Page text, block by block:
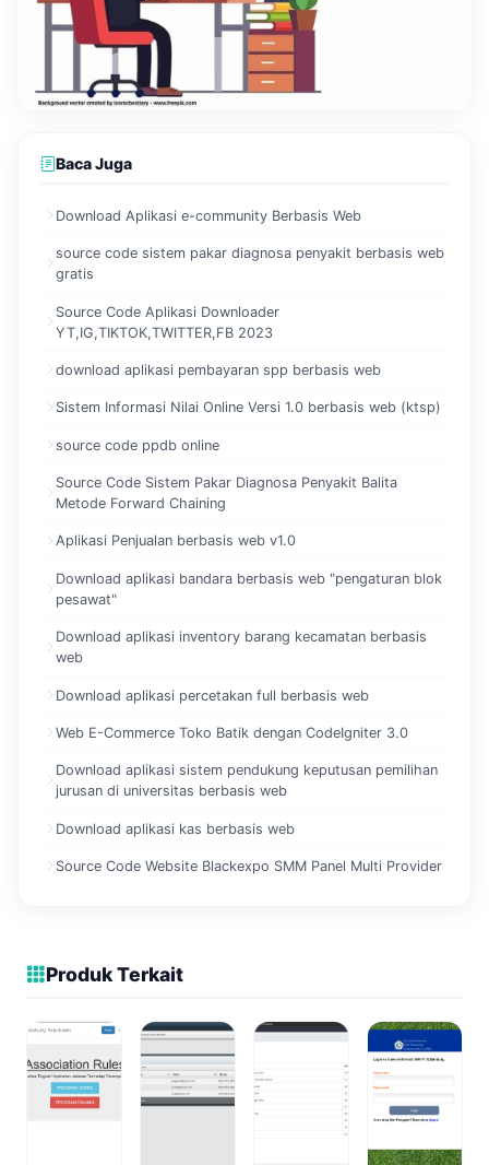
Baca Juga
Download Aplikasi e-community Berbasis Web
source code sistem pakar diagnosa penyakit berbasis web
gratis
Source Code Aplikasi Downloader
YT,IG,TIKTOK,TWITTER,FB 2023
download aplikasi pembayaran spp berbasis web
Sistem Informasi Nilai Online Versi 1.0 berbasis web (ktsp)
source code ppdb online
Source Code Sistem Pakar Diagnosa Penyakit Balita
Metode Forward Chaining
Aplikasi Penjualan berbasis web v1.0
Download aplikasi bandara berbasis web "pengaturan blok
pesawat"
Download aplikasi inventory barang kecamatan berbasis
web
Download aplikasi percetakan full berbasis web
Web E-Commerce Toko Batik dengan CodeIgniter 3.0
Download aplikasi sistem pendukung keputusan pemilihan
jurusan di universitas berbasis web
Download aplikasi kas berbasis web
Source Code Website Blackexpo SMM Panel Multi Provider
Produk Terkait